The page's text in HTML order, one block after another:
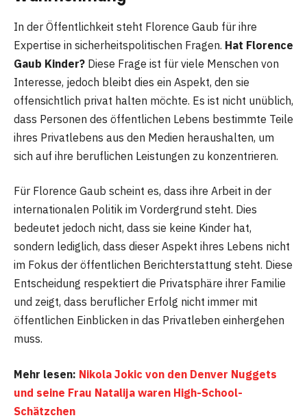
In der Öffentlichkeit steht Florence Gaub für ihre
Expertise in sicherheitspolitischen Fragen. Hat Florence
Gaub Kinder? Diese Frage ist für viele Menschen von
Interesse, jedoch bleibt dies ein Aspekt, den sie
offensichtlich privat halten möchte. Es ist nicht unüblich,
dass Personen des öffentlichen Lebens bestimmte Teile
ihres Privatlebens aus den Medien heraushalten, um
sich auf ihre beruflichen Leistungen zu konzentrieren.
Für Florence Gaub scheint es, dass ihre Arbeit in der
internationalen Politik im Vordergrund steht. Dies
bedeutet jedoch nicht, dass sie keine Kinder hat,
sondern lediglich, dass dieser Aspekt ihres Lebens nicht
im Fokus der öffentlichen Berichterstattung steht. Diese
Entscheidung respektiert die Privatsphäre ihrer Familie
und zeigt, dass beruflicher Erfolg nicht immer mit
öffentlichen Einblicken in das Privatleben einhergehen
muss.
Mehr lesen: Nikola Jokic von den Denver Nuggets
und seine Frau Natalija waren High-School-
Schätzchen